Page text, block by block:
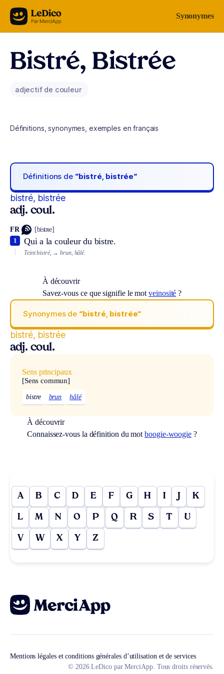
Aller au contenu Synonymes
Bistré, Bistrée
adjectif de couleur
Définitions, synonymes, exemples en français
Définitions de “bistré, bistrée“
bistré, bistrée
adj. coul.
FR [bistʀe]
Qui a la couleur du bistre.
1
Teint bistré, → brun, hâlé.
À découvrir
Savez-vous ce que signifie le motveinosité ?
Synonymes de “bistré, bistrée“
bistré, bistrée
adj. coul.
Sens principaux
[Sens commun]
bistre brun hâlé
À découvrir
Connaissez-vous la définition du motboogie-woogie ?
A B C D E F G H I J K
L M N O P Q R S T U
V W X Y Z
Mentions légales et conditions générales d’utilisation et de services
© 2026 LeDico par MerciApp. Tous droits réservés.